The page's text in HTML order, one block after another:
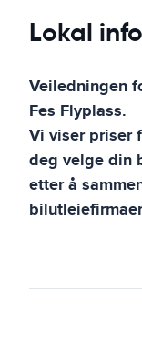
Lokal
Veiledningen
Fes Flyplass.
Vi viser priser
deg velge din
etter å